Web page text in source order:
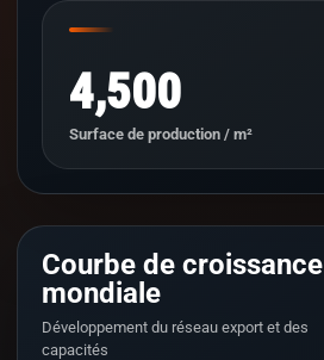
4,500
Surface de production / m²
Courbe de croissance
mondiale
Développement du réseau export et des
capacités